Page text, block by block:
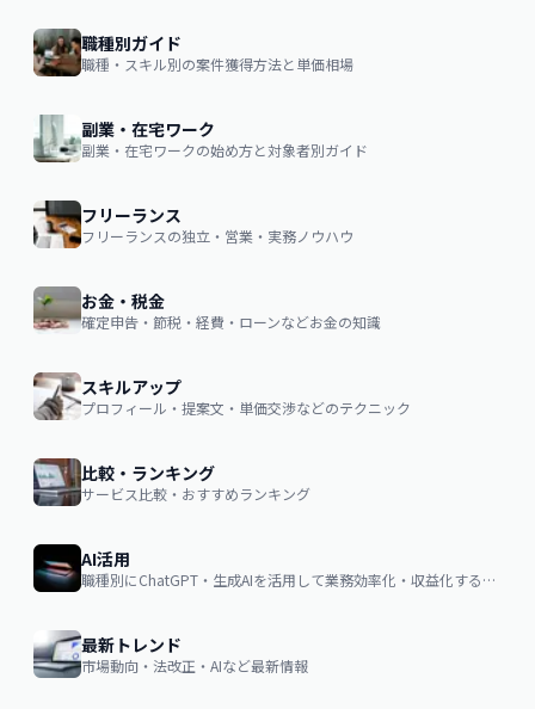
職種別ガイド
職種・スキル別の案件獲得方法と単価相場
副業・在宅ワーク
副業・在宅ワークの始め方と対象者別ガイド
フリーランス
フリーランスの独立・営業・実務ノウハウ
お金・税金
確定申告・節税・経費・ローンなどお金の知識
スキルアップ
プロフィール・提案文・単価交渉などのテクニック
比較・ランキング
サービス比較・おすすめランキング
AI活用
職種別にChatGPT・生成AIを活用して業務効率化・収益化するノウハウ
最新トレンド
市場動向・法改正・AIなど最新情報